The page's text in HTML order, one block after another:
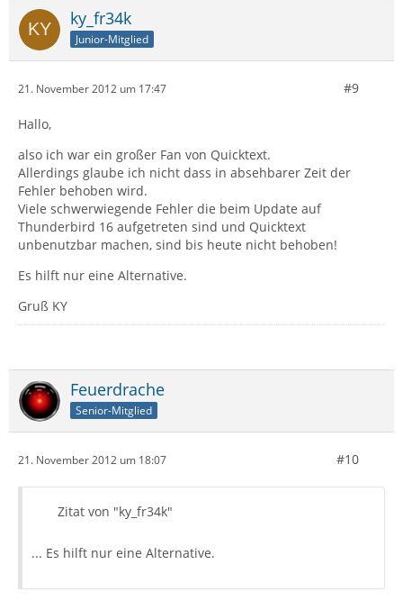
ky_fr34k
Junior-Mitglied
21. November 2012 um 17:47 #9
Hallo,
also ich war ein großer Fan von Quicktext.
Allerdings glaube ich nicht dass in absehbarer Zeit der
Fehler behoben wird.
Viele schwerwiegende Fehler die beim Update auf
Thunderbird 16 aufgetreten sind und Quicktext
unbenutzbar machen, sind bis heute nicht behoben!
Es hilft nur eine Alternative.
Gruß KY
Feuerdrache
Senior-Mitglied
21. November 2012 um 18:07 #10
Zitat von "ky_fr34k"
... Es hilft nur eine Alternative.